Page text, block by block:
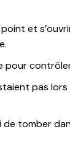
et
pour
pas
de tomber